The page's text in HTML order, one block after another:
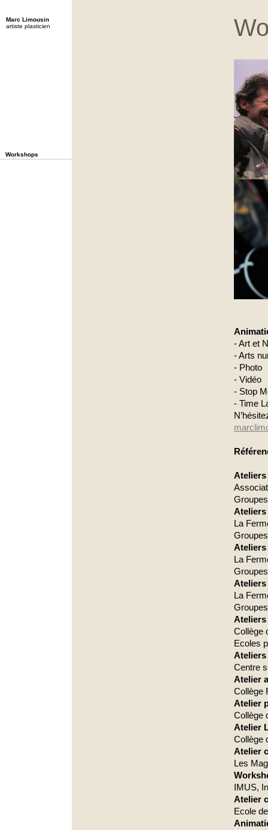
- Art et
- Arts
- Photo
- Vidéo
- Stop
- Time
Ateliers
Ateliers
La
Ateliers
La
Ateliers
La
Ateliers
Collège
Ecoles
Ateliers
Centre
Atelier
Collège
Atelier
Collège
Atelier
Collège
Atelier
Les
IMUS,
Atelier
Ecole
Marc Limousin
artiste plasticien
Workshops